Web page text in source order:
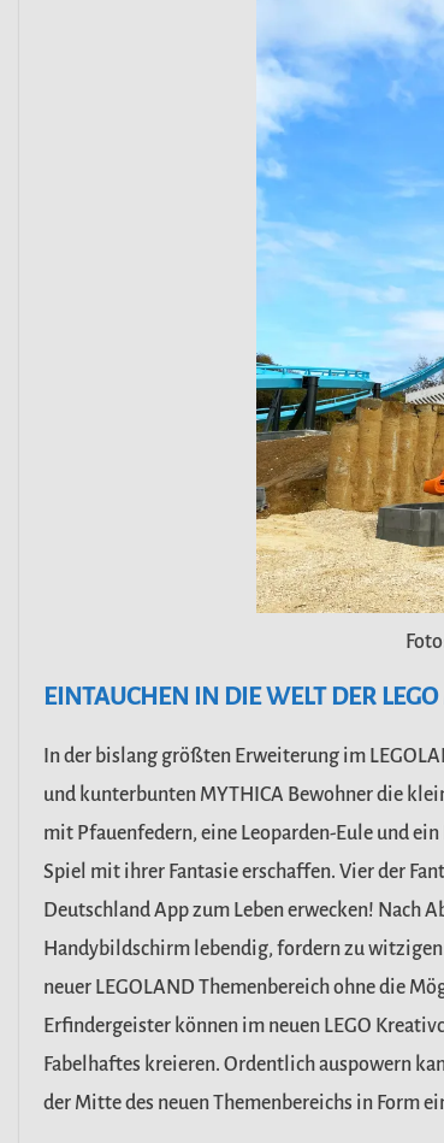
EINTAUCHEN IN DIE WELT DER
In der bislang größten Erweiterung im
und kunterbunten MYTHICA Bewohner die
mit Pfauenfedern, eine Leoparden-Eule und
Spiel mit ihrer Fantasie erschaffen. Vier der
Deutschland App zum Leben erwecken! Nach
Handybildschirm lebendig, fordern zu
neuer LEGOLAND Themenbereich ohne die
Erfindergeister können im neuen LEGO
Fabelhaftes kreieren. Ordentlich auspowern
der Mitte des neuen Themenbereichs in Form